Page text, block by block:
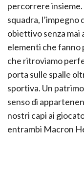
percorrere
squadra,
obiettivo senza mai
elementi che fanno
che ritroviamo
porta sulle spalle
sportiva. Un
senso di
nostri capi ai
entrambi Macron